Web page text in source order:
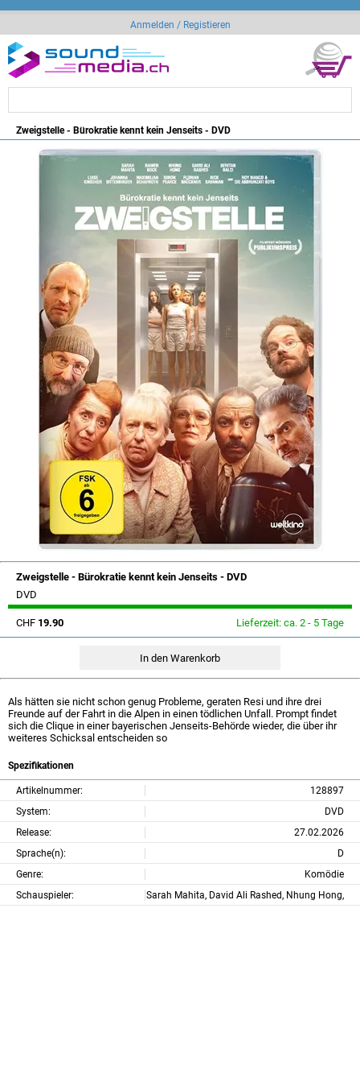
Anmelden / Registieren
Zweigstelle - Bürokratie kennt kein Jenseits - DVD
Zweigstelle - Bürokratie kennt kein Jenseits - DVD
DVD
CHF 19.90 Lieferzeit: ca. 2 - 5 Tage
Als hätten sie nicht schon genug Probleme, geraten Resi und ihre drei
Freunde auf der Fahrt in die Alpen in einen tödlichen Unfall. Prompt findet
sich die Clique in einer bayerischen Jenseits-Behörde wieder, die über ihr
weiteres Schicksal entscheiden so
Spezifikationen
Artikelnummer:
128897
System:
DVD
Release:
27.02.2026
Sprache(n):
D
Genre:
Komödie
Schauspieler:
Sarah Mahita, David Ali Rashed, Nhung Hong,